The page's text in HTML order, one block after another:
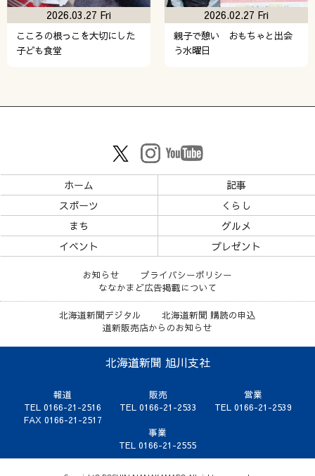
こころの根っこを大切にした
子ども食堂
2026.03.27 Fri
親子で憩い おもちゃと出会
う水曜日
2026.02.27 Fri
ホーム
記事
スポーツ
くらし
まち
グルメ
イベント
プレゼント
お知らせ
プライバシーポリシー
ななかまど広告掲載について
北海道新聞デジタル
北海道新聞 購読の申込
道新販売店からのお知らせ
北海道新聞 旭川支社
報道
TEL 0166-21-2516
FAX 0166-21-2517
販売
TEL 0166-21-2533
営業
TEL 0166-21-2539
事業
TEL 0166-21-2555